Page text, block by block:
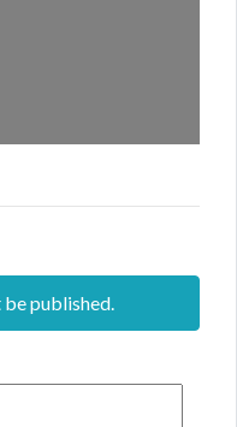
published.